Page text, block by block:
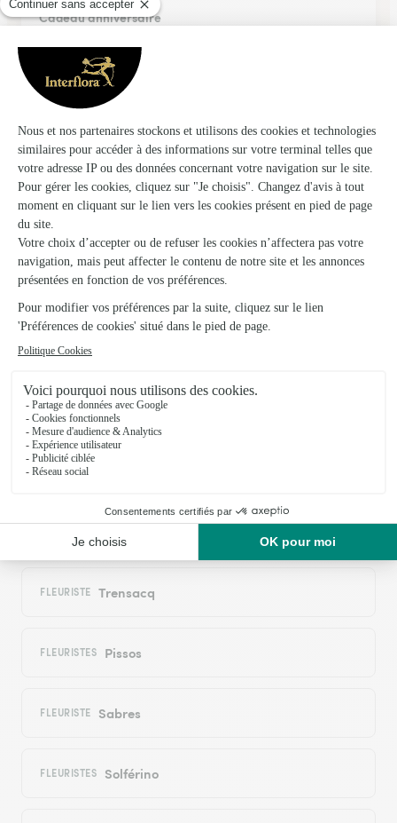
Cadeau anniversaire
avant la livraison, Livreur sympathique…. Parfait pour
souhaiter un anniversaire à distance !
19/03/2026
★ ★ ★ ★ ★
parfait et rapide
parfait et rapide
01/04/2026
Trustpilot Échantillon d'avis clients fourni via Trustpilot.
les avis de la marque Interflora sur Trustpilot
Livraison de fleurs à Commensacq et
autour : les villes proches couvertes par le
réseau Interflora
FLEURISTE Trensacq
FLEURISTES Pissos
FLEURISTE Sabres
FLEURISTES Solférino